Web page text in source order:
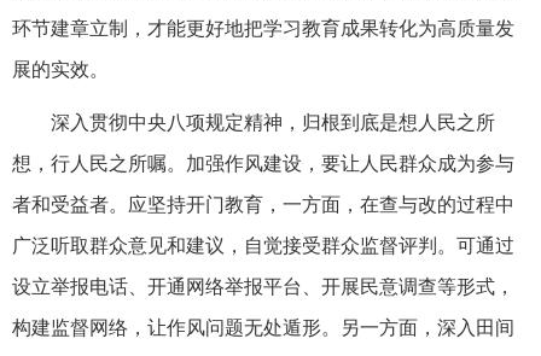
环节建章立制，才能更好地把学习教育成果转化为高质量发
展的实效。
深入贯彻中央八项规定精神，归根到底是想人民之所
想，行人民之所嘱。加强作风建设，要让人民群众成为参与
者和受益者。应坚持开门教育，一方面，在查与改的过程中
广泛听取群众意见和建议，自觉接受群众监督评判。可通过
设立举报电话、开通网络举报平台、开展民意调查等形式，
构建监督网络，让作风问题无处遁形。另一方面，深入田间